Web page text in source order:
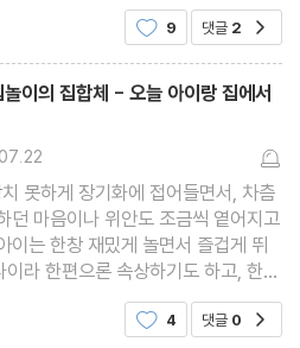
대회
… 그래도 작년까지는 바깥 활동도
동의
9 댓글 2
이의 집합체 - 오늘 아이랑 집에서
못하게 장기화에 접어들면서, 차츰
던 마음이나 위안도 조금씩 옅어지고
이는 한창 재밌게 놀면서 즐겁게 뛰
이라 한편으론 속상하기도 하고, 한편
쓰럽기도 해서, 종종 집에서 엄마표
데...늘 창의적인 놀이 아이디어가
4 댓글 0